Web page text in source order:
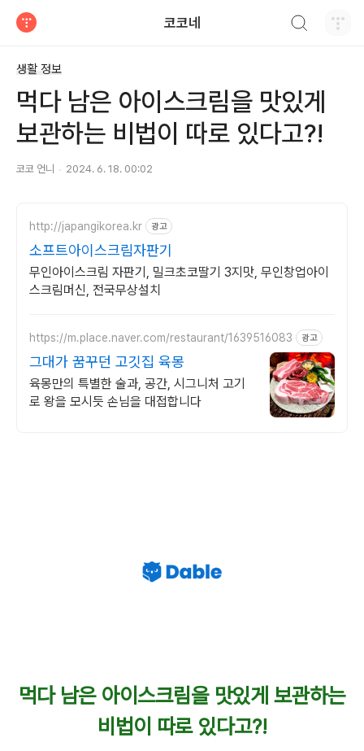
코코네
생활 정보
먹다 남은 아이스크림을 맛있게
보관하는 비법이 따로 있다고?!
코코 언니 2024. 6. 18. 00:02
http://japangikorea.kr 광고
소프트아이스크림자판기
무인아이스크림 자판기, 밀크초코딸기 3지맛, 무인창업아이
스크림머신, 전국무상설치
https://m.place.naver.com/restaurant/1639516083 광고
그대가 꿈꾸던 고깃집 육몽
육몽만의 특별한 술과, 공간, 시그니처 고기
로 왕을 모시듯 손님을 대접합니다
먹다 남은 아이스크림을 맛있게 보관하는
비법이 따로 있다고?!